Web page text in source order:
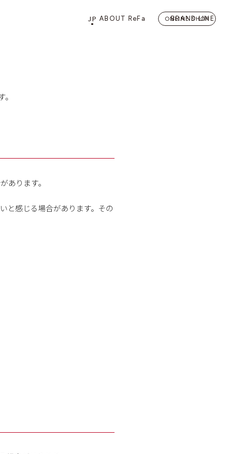
ONLINE SHOP
JP ABOUT ReFa BRAND LINE
あります。
と感じる場合があります。その